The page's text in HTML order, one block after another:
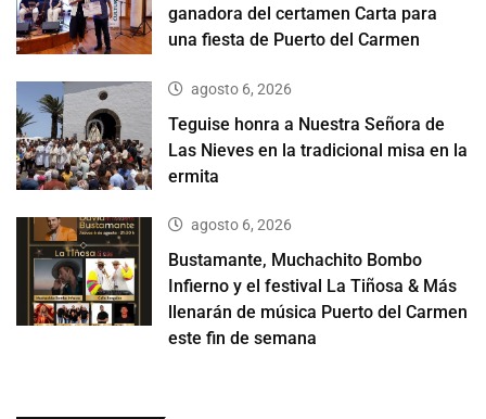
ganadora del certamen Carta para
una fiesta de Puerto del Carmen
agosto 6, 2026
Teguise honra a Nuestra Señora de
Las Nieves en la tradicional misa en la
ermita
agosto 6, 2026
Bustamante, Muchachito Bombo
Infierno y el festival La Tiñosa & Más
llenarán de música Puerto del Carmen
este fin de semana